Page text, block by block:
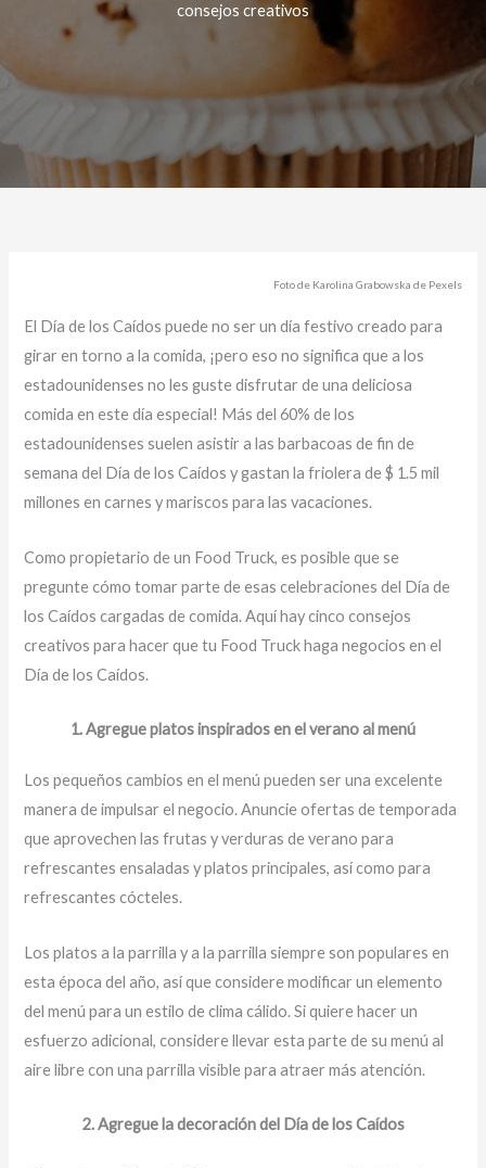
consejos creativos
Foto de Karolina Grabowska de Pexels
El Día de los Caídos puede no ser un día festivo creado para
girar en torno a la comida, ¡pero eso no significa que a los
estadounidenses no les guste disfrutar de una deliciosa
comida en este día especial! Más del 60% de los
estadounidenses suelen asistir a las barbacoas de fin de
semana del Día de los Caídos y gastan la friolera de $ 1.5 mil
millones en carnes y mariscos para las vacaciones.
Como propietario de un Food Truck, es posible que se
pregunte cómo tomar parte de esas celebraciones del Día de
los Caídos cargadas de comida. Aquí hay cinco consejos
creativos para hacer que tu Food Truck haga negocios en el
Día de los Caídos.
1. Agregue platos inspirados en el verano al menú
Los pequeños cambios en el menú pueden ser una excelente
manera de impulsar el negocio. Anuncie ofertas de temporada
que aprovechen las frutas y verduras de verano para
refrescantes ensaladas y platos principales, así como para
refrescantes cócteles.
Los platos a la parrilla y a la parrilla siempre son populares en
esta época del año, así que considere modificar un elemento
del menú para un estilo de clima cálido. Si quiere hacer un
esfuerzo adicional, considere llevar esta parte de su menú al
aire libre con una parrilla visible para atraer más atención.
2. Agregue la decoración del Día de los Caídos